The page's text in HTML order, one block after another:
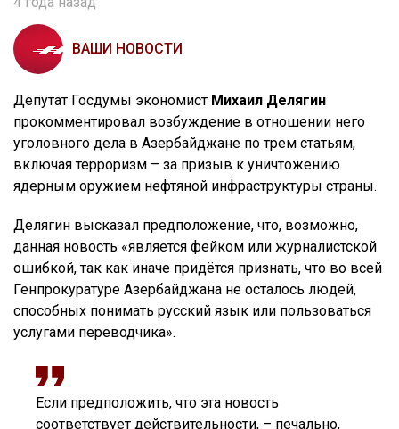
ВАШИ НОВОСТИ
Депутат Госдумы экономист Михаил Делягин
прокомментировал возбуждение в отношении него
уголовного дела в Азербайджане по трем статьям,
включая терроризм – за призыв к уничтожению
ядерным оружием нефтяной инфраструктуры страны.
Делягин высказал предположение, что, возможно,
данная новость «является фейком или журналистской
ошибкой, так как иначе придётся признать, что во всей
Генпрокуратуре Азербайджана не осталось людей,
способных понимать русский язык или пользоваться
услугами переводчика».
Если предположить, что эта новость
соответствует действительности, – печально,